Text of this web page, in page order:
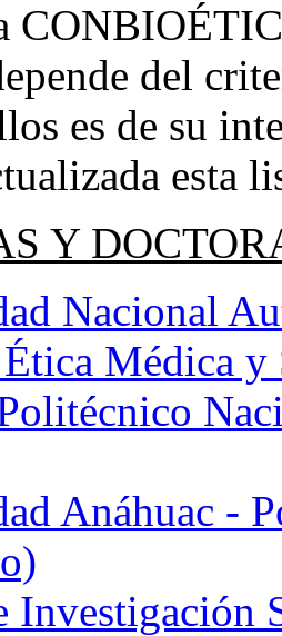
del
es de su
esta
Y
Nacional
Médica y
Anáhuac -
Investigación